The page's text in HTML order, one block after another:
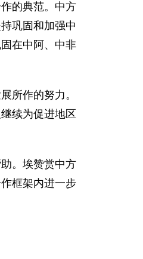
的典范。中方
巩固和加强中
在中阿、中非
所作的努力。
续为促进地区
。埃赞赏中方
框架内进一步